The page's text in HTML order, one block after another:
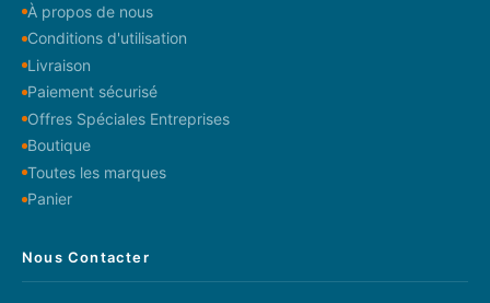
À propos de nous
Conditions d'utilisation
Livraison
Paiement sécurisé
Offres Spéciales Entreprises
Boutique
Toutes les marques
Panier
Nous Contacter